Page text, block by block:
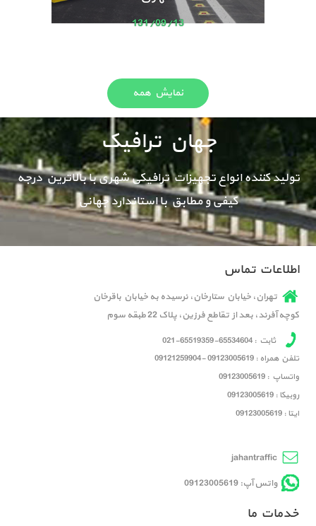
131/09/13
نمایش همه
جهان ترافیک
تولید کننده انواع تجهیزات ترافیکی شهری با بالاترین درجه
کیفی و مطابق با استاندارد جهانی
اطلاعات تماس
تهران، خیابان ستارخان، نرسیده به خیابان باقرخان
کوچه آفرند، بعد از تقاطع فرزین، پلاک 22 طبقه سوم
ثابت : 65534604-65519359-021
تلفن همراه : 09123005619 -09121259904
واتساپ : 09123005619
روبیکا : 09123005619
ایتا : 09123005619
jahantraffic
واتس آپ: 09123005619
خدمات ما